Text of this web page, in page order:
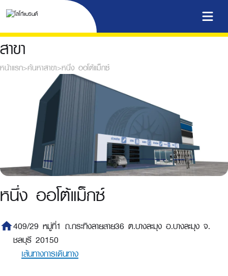
สาขา
หน้าแรก>ค้นหาสาขา>หนึ่ง ออโต้แม็กซ์
หนึ่ง ออโต้แม็กซ์
home409/29 หมู่ที่1 ถ.กระทิงลายสาย36 ต.บางละมุง อ.บางละมุง จ.
ชลบุรี 20150
เส้นทางการเดินทาง